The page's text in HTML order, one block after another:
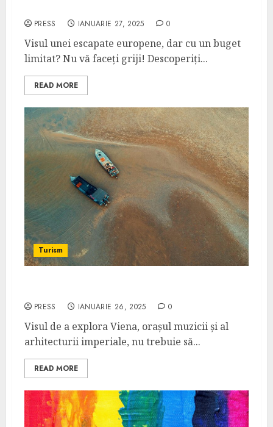
PRESS IANUARIE 27, 2025 0
Visul unei escapate europene, dar cu un buget
limitat? Nu vă faceți griji! Descoperiți...
READ MORE
Turism
PRESS IANUARIE 26, 2025 0
Visul de a explora Viena, orașul muzicii și al
arhitecturii imperiale, nu trebuie să...
READ MORE